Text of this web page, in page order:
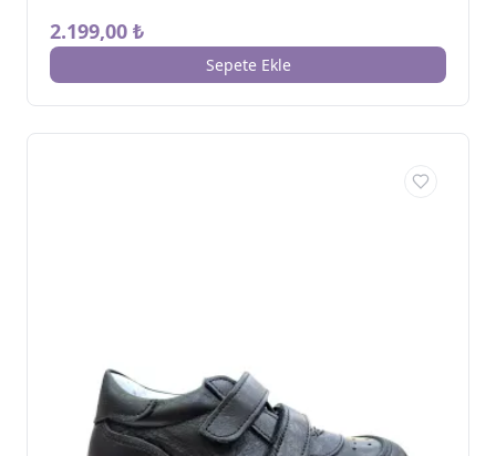
2.199,00 ₺
Sepete Ekle